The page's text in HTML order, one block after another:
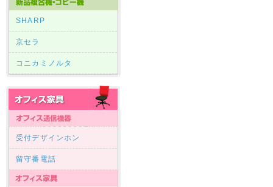
SHARP
京セラ
コニカミノルタ
受付デザインホン
留守番電話